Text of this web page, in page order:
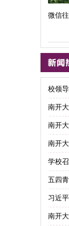
微信
校领
南开
南开
南开
学校
五四
习近
南开